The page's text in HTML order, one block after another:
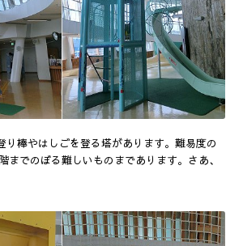
り棒やはしごを登る塔があります。難易度の
までのぼる難しいものまであります。さあ、